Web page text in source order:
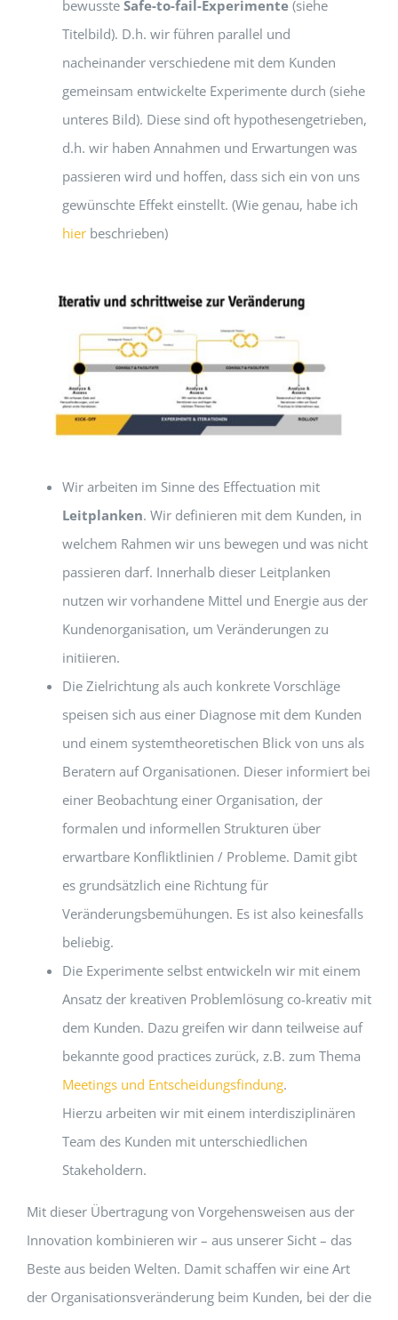
bewusste Safe-to-fail-Experimente (siehe
Titelbild). D.h. wir führen parallel und
nacheinander verschiedene mit dem Kunden
gemeinsam entwickelte Experimente durch (siehe
unteres Bild). Diese sind oft hypothesengetrieben,
d.h. wir haben Annahmen und Erwartungen was
passieren wird und hoffen, dass sich ein von uns
gewünschte Effekt einstellt. (Wie genau, habe ich
hierbeschrieben)
Wir arbeiten im Sinne des Effectuation mit
Leitplanken. Wir definieren mit dem Kunden, in
welchem Rahmen wir uns bewegen und was nicht
passieren darf. Innerhalb dieser Leitplanken
nutzen wir vorhandene Mittel und Energie aus der
Kundenorganisation, um Veränderungen zu
initiieren.
Die Zielrichtung als auch konkrete Vorschläge
speisen sich aus einer Diagnose mit dem Kunden
und einem systemtheoretischen Blick von uns als
Beratern auf Organisationen. Dieser informiert bei
einer Beobachtung einer Organisation, der
formalen und informellen Strukturen über
erwartbare Konfliktlinien / Probleme. Damit gibt
es grundsätzlich eine Richtung für
Veränderungsbemühungen. Es ist also keinesfalls
beliebig.
Die Experimente selbst entwickeln wir mit einem
Ansatz der kreativen Problemlösung co-kreativ mit
dem Kunden. Dazu greifen wir dann teilweise auf
bekannte good practices zurück, z.B. zum Thema
Meetings und Entscheidungsfindung.
Hierzu arbeiten wir mit einem interdisziplinären
Team des Kunden mit unterschiedlichen
Stakeholdern.
Mit dieser Übertragung von Vorgehensweisen aus der
Innovation kombinieren wir – aus unserer Sicht – das
Beste aus beiden Welten. Damit schaffen wir eine Art
der Organisationsveränderung beim Kunden, bei der die